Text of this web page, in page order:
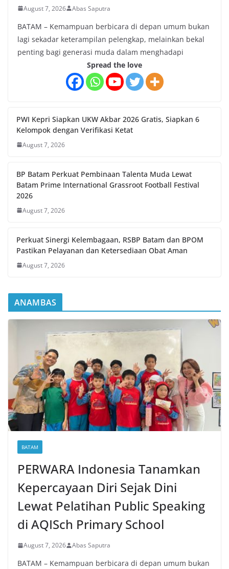
August 7, 2026 Abas Saputra
BATAM – Kemampuan berbicara di depan umum bukan
lagi sekadar keterampilan pelengkap, melainkan bekal
penting bagi generasi muda dalam menghadapi
Spread the love
PWI Kepri Siapkan UKW Akbar 2026 Gratis, Siapkan 6
Kelompok dengan Verifikasi Ketat
August 7, 2026
BP Batam Perkuat Pembinaan Talenta Muda Lewat
Batam Prime International Grassroot Football Festival
2026
August 7, 2026
Perkuat Sinergi Kelembagaan, RSBP Batam dan BPOM
Pastikan Pelayanan dan Ketersediaan Obat Aman
August 7, 2026
ANAMBAS
BATAM
PERWARA Indonesia Tanamkan
Kepercayaan Diri Sejak Dini
Lewat Pelatihan Public Speaking
di AQISch Primary School
August 7, 2026 Abas Saputra
BATAM – Kemampuan berbicara di depan umum bukan